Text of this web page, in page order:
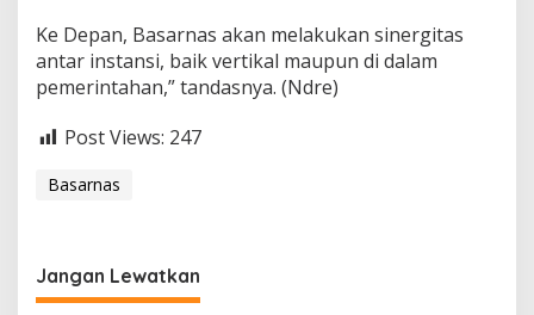
Ke Depan, Basarnas akan melakukan sinergitas
antar instansi, baik vertikal maupun di dalam
pemerintahan,” tandasnya. (Ndre)
Post Views: 247
Basarnas
Jangan Lewatkan